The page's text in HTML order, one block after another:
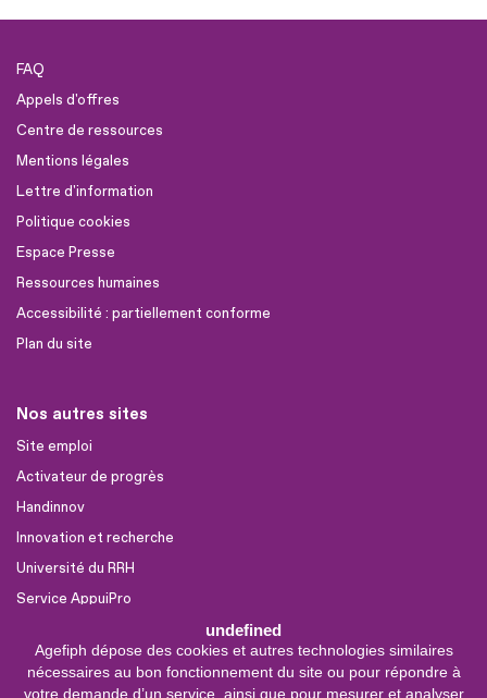
undefined
Agefiph dépose des cookies et autres technologies similaires
nécessaires au bon fonctionnement du site ou pour répondre à
votre demande d’un service, ainsi que pour mesurer et analyser
FAQ
Appels d'offres
Centre de ressources
Mentions légales
Lettre d'information
Politique cookies
Espace Presse
Ressources humaines
Accessibilité : partiellement conforme
Plan du site
Nos autres sites
Site emploi
Activateur de progrès
Handinnov
Innovation et recherche
Université du RRH
Service AppuiPro
Nous suivre
Youtube